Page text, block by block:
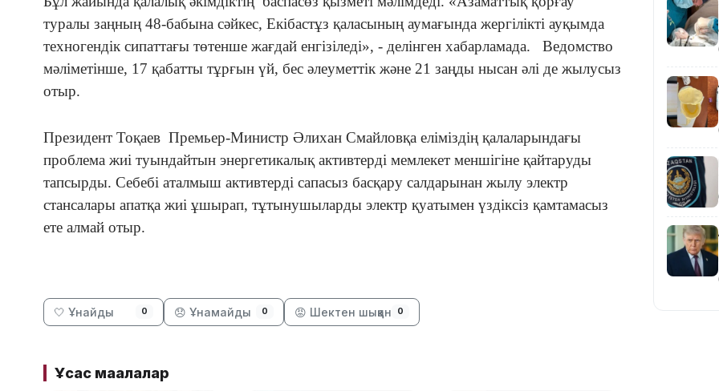
туралы заңның 48-бабына сәйкес, Екібастұз қаласының аумағында жергілікті ауқымда
техногендік сипаттағы төтенше жағдай енгізіледі», - делінген хабарламада. Ведомство
мәліметінше, 17 қабатты тұрғын үй, бес әлеуметтік және 21 заңды нысан әлі де жылусыз
отыр.
Президент Тоқаев Премьер-Министр Әлихан Смайловқа еліміздің қалаларындағы
проблема жиі туындайтын энергетикалық активтерді мемлекет меншігіне қайтаруды
тапсырды. Себебі аталмыш активтерді сапасыз басқару салдарынан жылу электр
стансалары апатқа жиі ұшырап, тұтынушыларды электр қуатымен үздіксіз қамтамасыз
ете алмай отыр.
🤍 Ұнайды 0 😞 Ұнамайды 0 😡 Шектен шыққан 0
Ұқсас мақалалар